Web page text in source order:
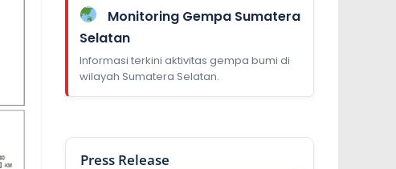
Monitoring Gempa Sumatera
Selatan
Informasi terkini aktivitas gempa bumi di
wilayah Sumatera Selatan.
Press Release